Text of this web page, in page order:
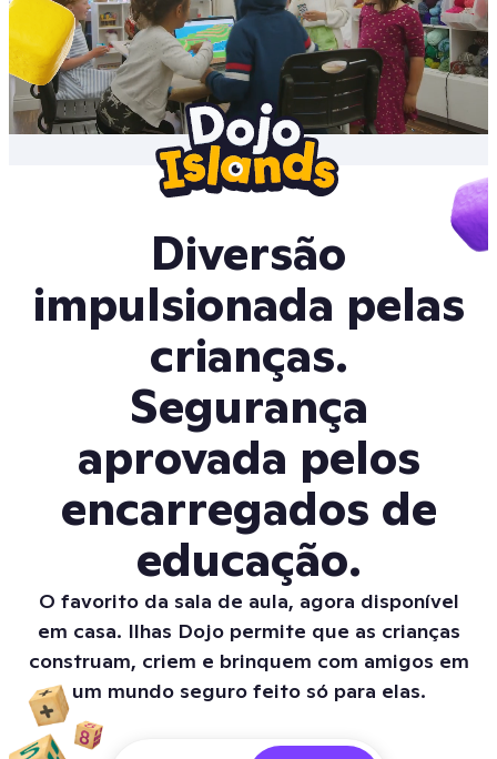
Diversão
impulsionada pelas
crianças.
Segurança
aprovada pelos
encarregados de
educação.
O favorito da sala de aula, agora disponível
em casa. Ilhas Dojo permite que as crianças
construam, criem e brinquem com amigos em
um mundo seguro feito só para elas.